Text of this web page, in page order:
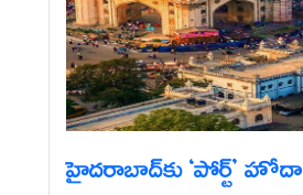
హైదరాబాద్‌కు ‘పోర్ట్‌’ హోదా